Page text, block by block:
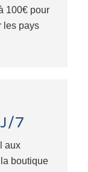
100€ pour
les pays
7
aux
boutique